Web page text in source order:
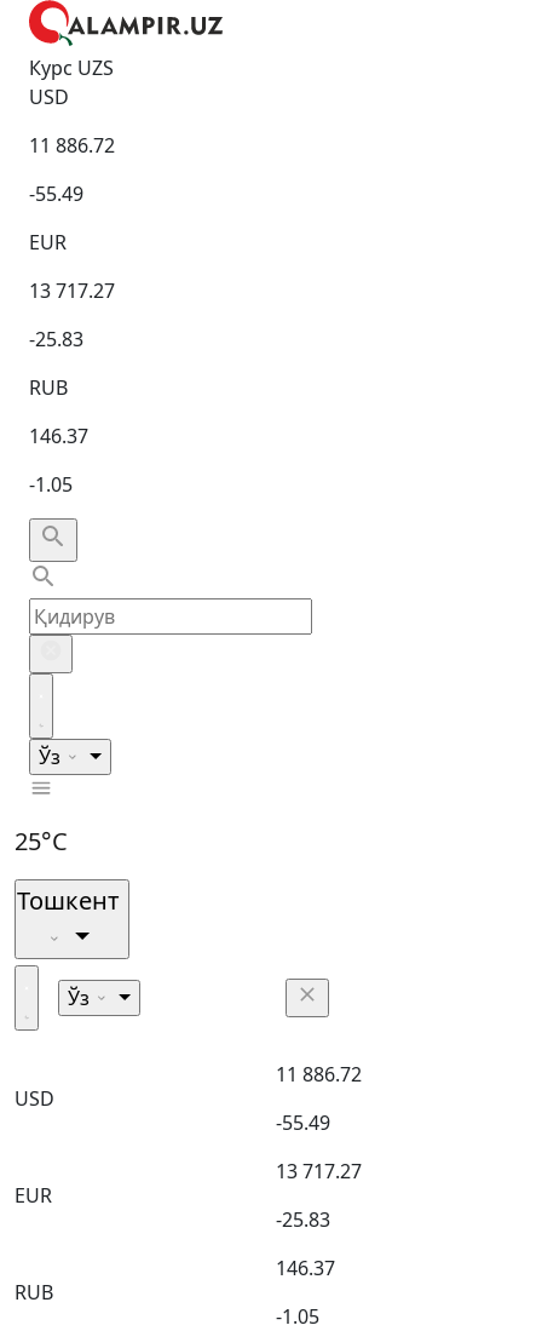
Курс UZS
USD
11 886.72
-55.49
EUR
13 717.27
-25.83
RUB
146.37
-1.05
Ўз
25°C
Тошкент
Ўз
USD
11 886.72
-55.49
EUR
13 717.27
-25.83
RUB
146.37
-1.05